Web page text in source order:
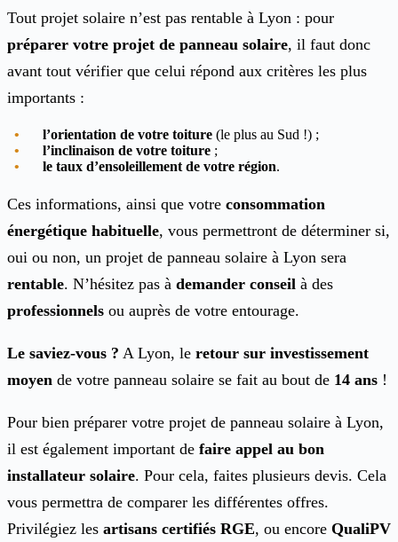
Tout projet solaire n’est pas rentable à Lyon : pour
préparer votre projet de panneau solaire, il faut donc
avant tout vérifier que celui répond aux critères les plus
importants :
l’orientation de votre toiture (le plus au Sud !) ;
l’inclinaison de votre toiture ;
le taux d’ensoleillement de votre région.
Ces informations, ainsi que votre consommation
énergétique habituelle, vous permettront de déterminer si,
oui ou non, un projet de panneau solaire à Lyon sera
rentable. N’hésitez pas à demander conseil à des
professionnels ou auprès de votre entourage.
Le saviez-vous ? A Lyon, le retour sur investissement
moyen de votre panneau solaire se fait au bout de 14 ans !
Pour bien préparer votre projet de panneau solaire à Lyon,
il est également important de faire appel au bon
installateur solaire. Pour cela, faites plusieurs devis. Cela
vous permettra de comparer les différentes offres.
Privilégiez les artisans certifiés RGE, ou encore QualiPV